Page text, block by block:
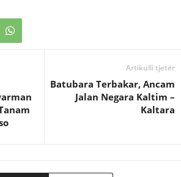
Artikulli tjetër
Batubara Terbakar, Ancam
Jalan Negara Kaltim –
Kaltara